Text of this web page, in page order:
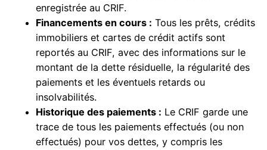
enregistrée au CRIF.
Financements en cours : Tous les prêts, crédits
immobiliers et cartes de crédit actifs sont
reportés au CRIF, avec des informations sur le
montant de la dette résiduelle, la régularité des
paiements et les éventuels retards ou
insolvabilités.
Historique des paiements : Le CRIF garde une
trace de tous les paiements effectués (ou non
effectués) pour vos dettes, y compris les